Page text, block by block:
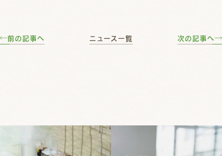
前の記事へ ニュース一覧 次の記事へ